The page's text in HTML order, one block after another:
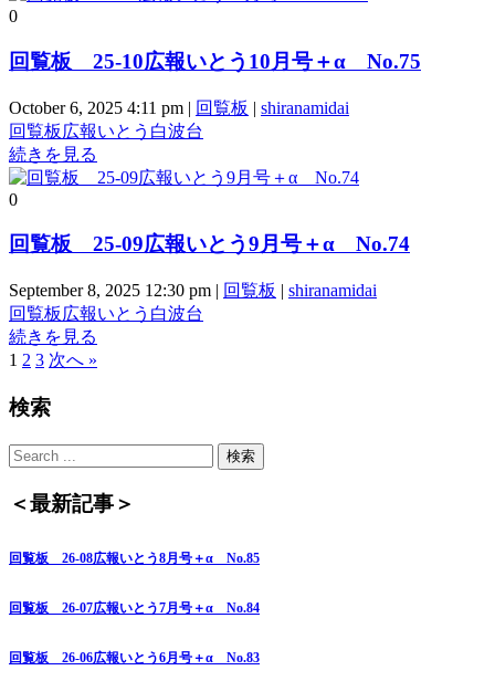
0
回覧板 25-10広報いとう10月号＋α No.75
October 6, 2025 4:11 pm | 回覧板 | shiranamidai
回覧板 広報いとう 白波台
続きを見る
0
回覧板 25-09広報いとう9月号＋α No.74
September 8, 2025 12:30 pm | 回覧板 | shiranamidai
回覧板 広報いとう 白波台
続きを見る
1 2 3 次へ »
検索
＜最新記事＞
回覧板 26-08広報いとう8月号＋α No.85
回覧板 26-07広報いとう7月号＋α No.84
回覧板 26-06広報いとう6月号＋α No.83